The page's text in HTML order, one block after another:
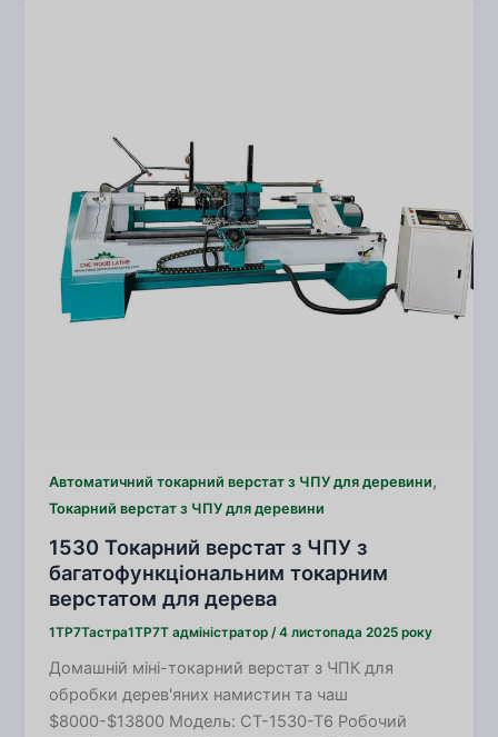
Автоматичний токарний верстат з ЧПУ для деревини,
Токарний верстат з ЧПУ для деревини
1530 Токарний верстат з ЧПУ з
багатофункціональним токарним
верстатом для дерева
1TP7Тастра1TP7Т адміністратор /4 листопада 2025 року
Домашній міні-токарний верстат з ЧПК для
обробки дерев'яних намистин та чаш
$8000-$13800 Модель: CT-1530-T6 Робочий